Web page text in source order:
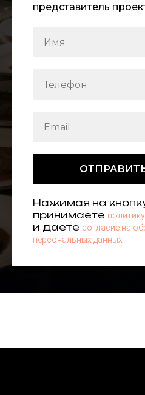
представитель
Нажимая на
принимаете
и даете согласие на
персональных данных